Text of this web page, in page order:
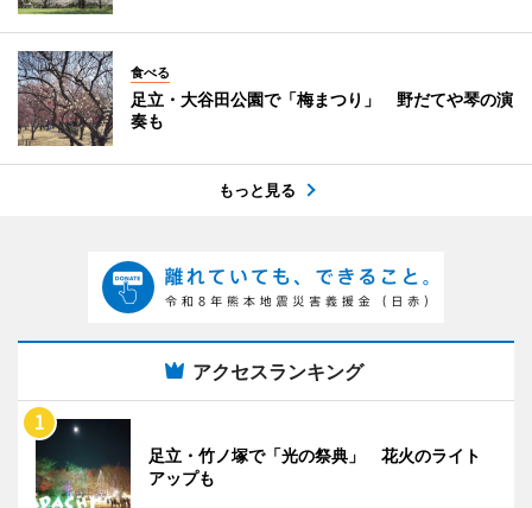
食べる
足立・大谷田公園で「梅まつり」 野だてや琴の演
奏も
もっと見る
アクセスランキング
足立・竹ノ塚で「光の祭典」 花火のライト
アップも